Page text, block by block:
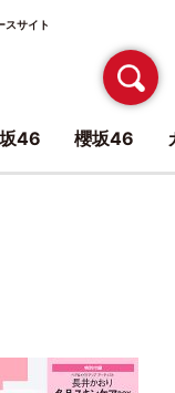
スサイト
46 櫻坂46